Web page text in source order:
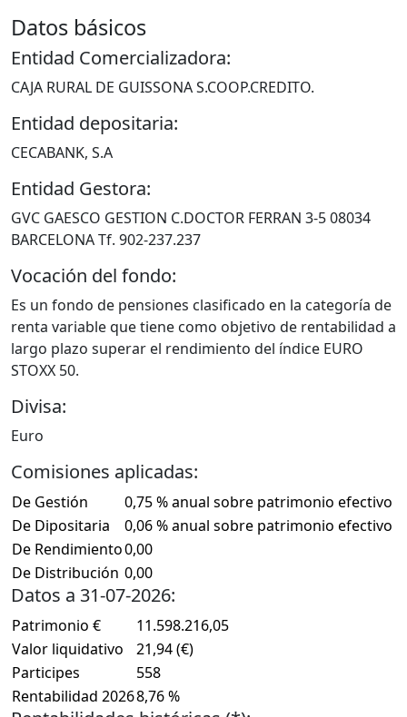
Datos básicos
Entidad Comercializadora:
CAJA RURAL DE GUISSONA S.COOP.CREDITO.
Entidad depositaria:
CECABANK, S.A
Entidad Gestora:
GVC GAESCO GESTION C.DOCTOR FERRAN 3-5 08034
BARCELONA Tf. 902-237.237
Vocación del fondo:
Es un fondo de pensiones clasificado en la categoría de
renta variable que tiene como objetivo de rentabilidad a
largo plazo superar el rendimiento del índice EURO
STOXX 50.
Divisa:
Euro
Comisiones aplicadas:
De Gestión
0,75 % anual sobre patrimonio efectivo
De Dipositaria
0,06 % anual sobre patrimonio efectivo
De Rendimiento0,00
De Distribución 0,00
Datos a 31-07-2026:
Patrimonio €
11.598.216,05
Valor liquidativo
21,94 (€)
Participes
558
Rentabilidad 20268,76 %